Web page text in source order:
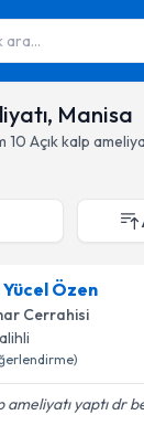
ara...
Manisa
10 Açık kalp
Özen
Cerrahisi
ameliyatı yaptı dr